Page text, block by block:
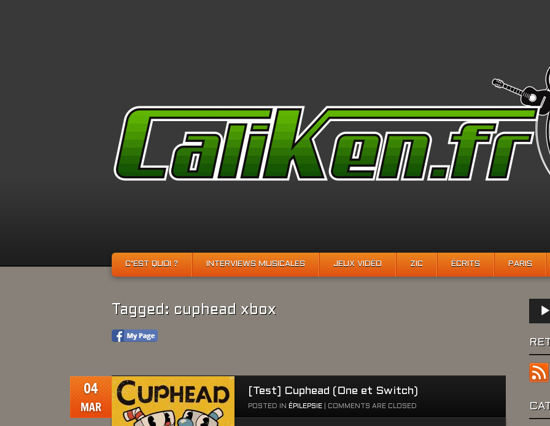
C’EST QUOI ? INTERVIEWS MUSICALES JEUX VIDÉO ZIC ÉCRITS PARIS
Tagged: cuphead xbox
04
MAR
[Test] Cuphead (One et Switch)
POSTED IN ÉPILEPSIE COMMENTS ARE CLOSED
audio